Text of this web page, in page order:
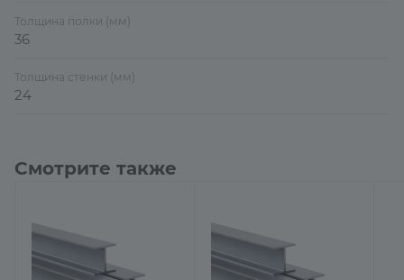
Толщина полки (мм)
36
Толщина стенки (мм)
24
Смотрите также